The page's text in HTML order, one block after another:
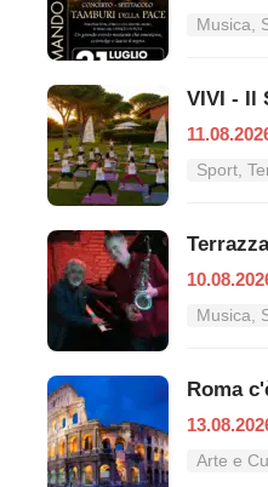
VIVI - Il
Arte e